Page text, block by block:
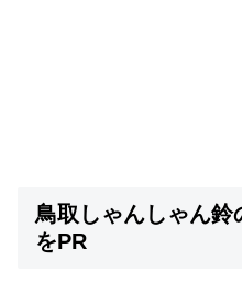
鳥取しゃんしゃん鈴
をPR